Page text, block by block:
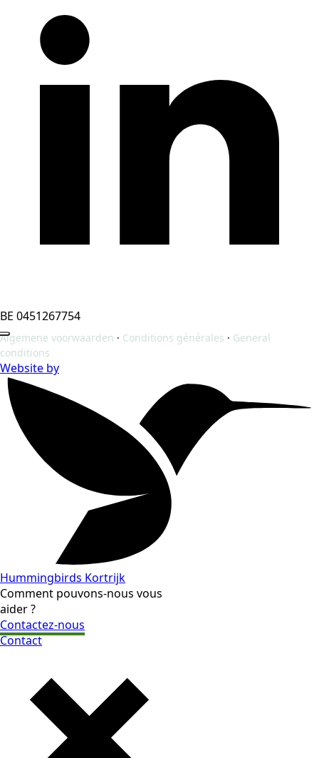
BE 0451267754
Algemene voorwaarden · Conditions générales · General
conditions
Website by
Hummingbirds Kortrijk
Comment pouvons-nous vous
aider ?
Contactez-nous
Contact